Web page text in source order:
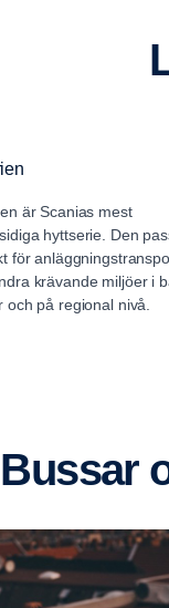
är Scanias mest
hyttserie. Den
för
krävande miljöer i
och på regional nivå.